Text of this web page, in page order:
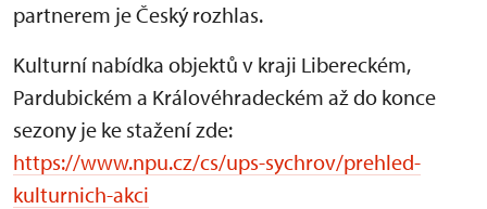
partnerem je Český rozhlas.
Kulturní nabídka objektů v kraji Libereckém,
Pardubickém a Královéhradeckém až do konce
sezony je ke stažení zde:
https://www.npu.cz/cs/ups-sychrov/prehled-
kulturnich-akci